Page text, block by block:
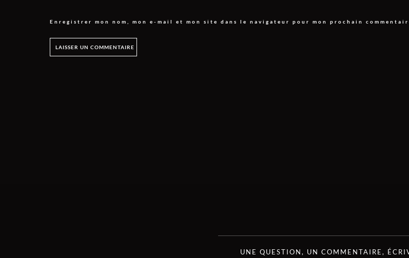
Enregistrer mon nom, mon e-mail et mon site dans le navigateur pour mon prochain
UNE QUESTION, UN COMMENTAIRE,